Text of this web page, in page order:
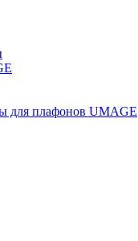
для плафонов UMAGE